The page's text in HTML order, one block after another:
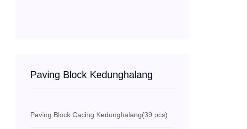
Paving Block Kedunghalang
Paving Block Cacing Kedunghalang(39 pcs)